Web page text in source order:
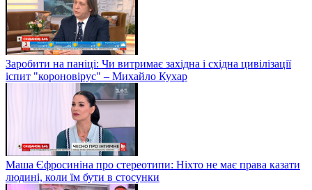
Заробити на паніці: Чи витримає західна і східна цивілізації
іспит "короновірус" – Михайло Кухар
Маша Єфросиніна про стереотипи: Ніхто не має права казати
людині, коли їм бути в стосунки